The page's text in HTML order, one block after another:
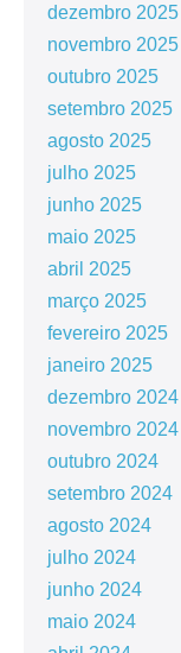
dezembro 2025
novembro 2025
outubro 2025
setembro 2025
agosto 2025
julho 2025
junho 2025
maio 2025
abril 2025
março 2025
fevereiro 2025
janeiro 2025
dezembro 2024
novembro 2024
outubro 2024
setembro 2024
agosto 2024
julho 2024
junho 2024
maio 2024